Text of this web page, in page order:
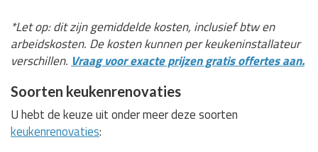
*Let op: dit zijn gemiddelde kosten, inclusief btw en
arbeidskosten. De kosten kunnen per keukeninstallateur
verschillen. Vraag voor exacte prijzen gratis offertes aan.
Soorten keukenrenovaties
U hebt de keuze uit onder meer deze soorten
keukenrenovaties: